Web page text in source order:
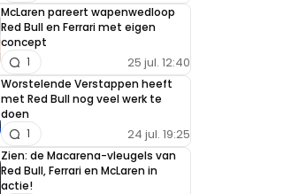
McLaren pareert wapenwedloop
Red Bull en Ferrari met eigen
concept
25 jul. 12:40
1
Worstelende Verstappen heeft
met Red Bull nog veel werk te
doen
24 jul. 19:25
1
Zien: de Macarena-vleugels van
Red Bull, Ferrari en McLaren in
actie!